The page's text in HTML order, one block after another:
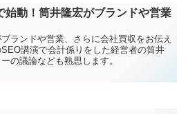
始動！筒井隆宏がブランドや営業
ランドや営業、さらに会社買収をお伝え
講演で会計係りをした経営者の筒井
の議論なども熟思します。